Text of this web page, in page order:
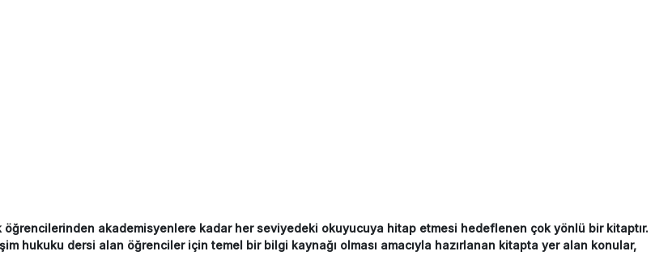
akademisyenlere kadar her seviyedeki okuyucuya hitap etmesi hedeflenen çok yönlü bir kitaptır.
hukuku dersi alan öğrenciler için temel bir bilgi kaynağı olması amacıyla hazırlanan kitapta yer alan konular,